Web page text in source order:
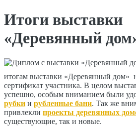
Итоги выставки
«Деревянный
итогам выставки «Деревянный дом»
сертификат участника. В целом
успешно, особым вниманием были
рубки и рубленные бани. Так же
привлекли проекты деревянных
существующие, так и новые.